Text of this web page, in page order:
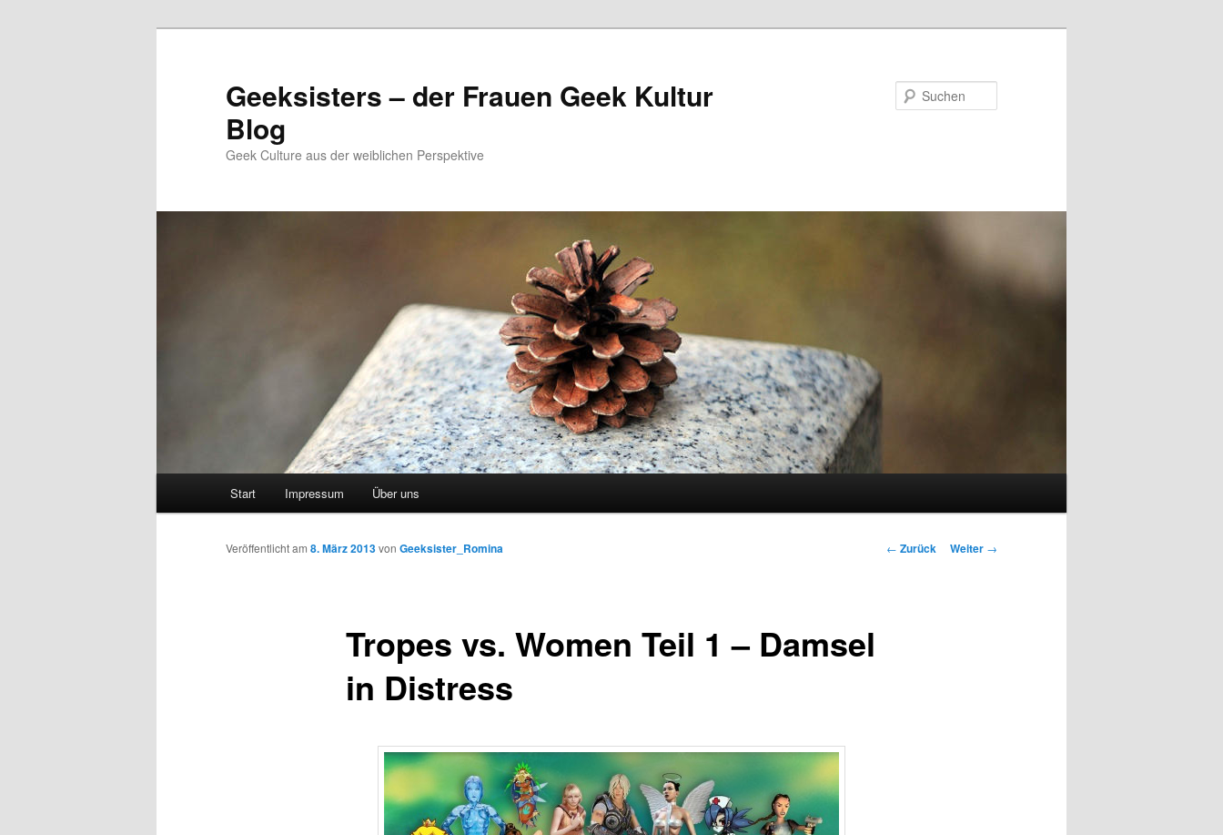
Geeksisters – der Frauen Geek Kultur
Blog
Geek Culture aus der weiblichen Perspektive
Start Impressum Über uns
Beitrags-
← Zurück Weiter →
Tropes vs. Women Teil 1 – Damsel
in Distress
Veröffentlicht am 8. März 2013von Geeksister_Romina